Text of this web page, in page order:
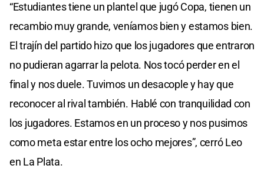
“Estudiantes tiene un plantel que jugó Copa, tienen un
recambio muy grande, veníamos bien y estamos bien.
El trajín del partido hizo que los jugadores que entraron
no pudieran agarrar la pelota. Nos tocó perder en el
final y nos duele. Tuvimos un desacople y hay que
reconocer al rival también. Hablé con tranquilidad con
los jugadores. Estamos en un proceso y nos pusimos
como meta estar entre los ocho mejores”, cerró Leo
en La Plata.